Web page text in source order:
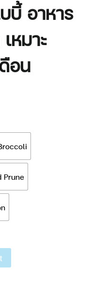
บี้ อาหาร
หมาะ
อน
Prune